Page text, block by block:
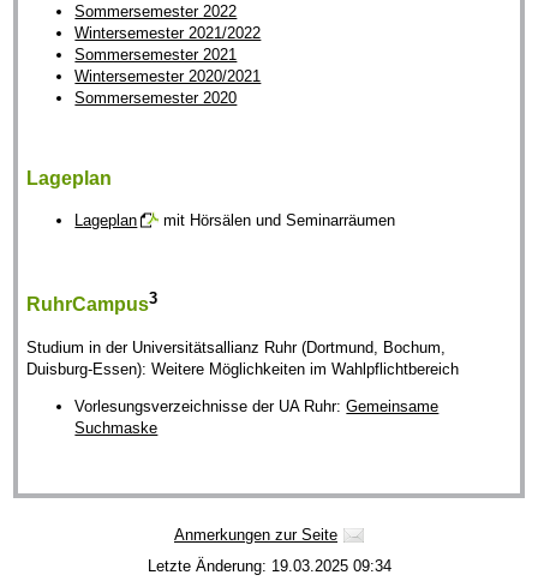
Sommersemester 2022
Wintersemester 2021/2022
Sommersemester 2021
Wintersemester 2020/2021
Sommersemester 2020
Lageplan
Lageplan mit Hörsälen und Seminarräumen
RuhrCampus3
Studium in der Universitätsallianz Ruhr (Dortmund, Bochum,
Duisburg-Essen): Weitere Möglichkeiten im Wahlpflichtbereich
Vorlesungsverzeichnisse der UA Ruhr:Gemeinsame
Suchmaske
Anmerkungen zur Seite
Letzte Änderung: 19.03.2025 09:34